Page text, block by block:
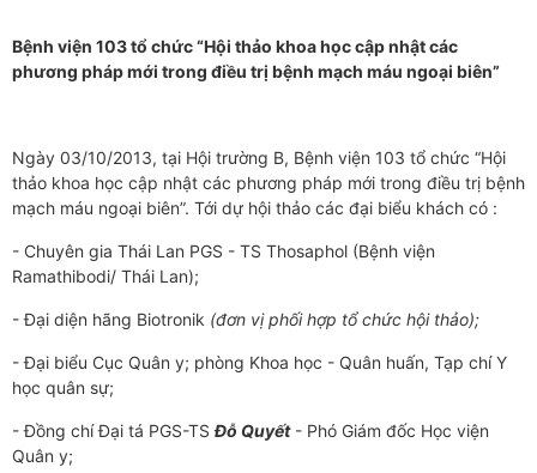
Bệnh viện 103 tổ chức “Hội thảo khoa học cập nhật các
phương pháp mới trong điều trị bệnh mạch máu ngoại biên”
Ngày 03/10/2013, tại Hội trường B, Bệnh viện 103 tổ chức “Hội
thảo khoa học cập nhật các phương pháp mới trong điều trị bệnh
mạch máu ngoại biên”. Tới dự hội thảo các đại biểu khách có :
- Chuyên gia Thái Lan PGS - TS Thosaphol (Bệnh viện
Ramathibodi/ Thái Lan);
- Đại diện hãng Biotronik (đơn vị phối hợp tổ chức hội thảo);
- Đại biểu Cục Quân y; phòng Khoa học - Quân huấn, Tạp chí Y
học quân sự;
- Đồng chí Đại tá PGS-TSĐỗ Quyết- Phó Giám đốc Học viện
Quân y;